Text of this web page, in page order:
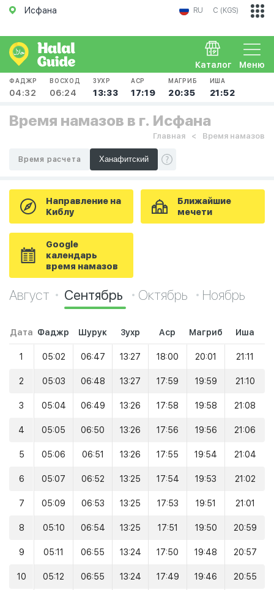
Исфана RU С (KGS)
Меню
Каталог
ФАДЖР
04:32
ВОСХОД
06:24
ЗУХР
13:33
АСР
17:19
МАГРИБ
20:35
ИША
21:52
Время намазов в г. Исфана
Главная Время намазов
Время расчета
Направление на
Киблу
Ближайшие
мечети
Google
календарь
время намазов
Август Сентябрь Октябрь Ноябрь
Дата Фаджр Шурук Зухр Аср Магриб Иша
1 05:02 06:47 13:27 18:00 20:01 21:11
2 05:03 06:48 13:27 17:59 19:59 21:10
3 05:04 06:49 13:26 17:58 19:58 21:08
4 05:05 06:50 13:26 17:56 19:56 21:06
5 05:06 06:51 13:26 17:55 19:54 21:04
6 05:07 06:52 13:25 17:54 19:53 21:02
7 05:09 06:53 13:25 17:53 19:51 21:01
8 05:10 06:54 13:25 17:51 19:50 20:59
9 05:11 06:55 13:24 17:50 19:48 20:57
10 05:12 06:55 13:24 17:49 19:46 20:55